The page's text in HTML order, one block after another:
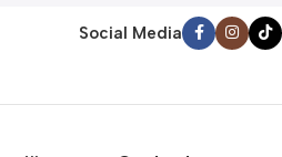
Social Media